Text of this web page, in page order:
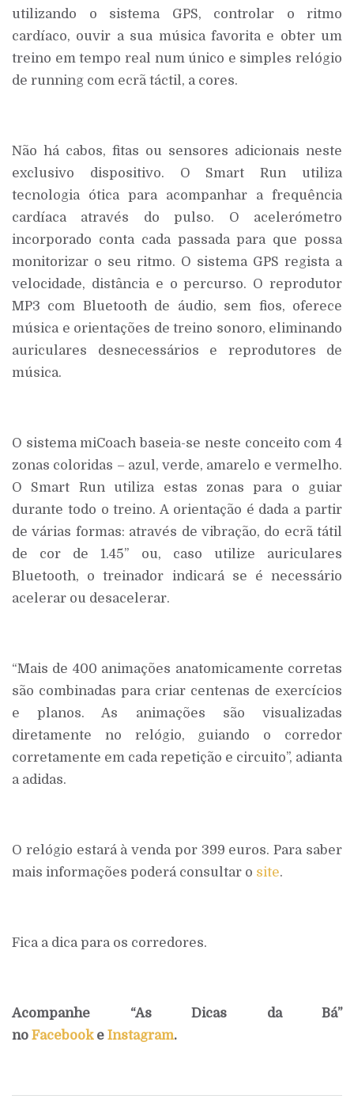
utilizando o sistema GPS, controlar o ritmo
cardíaco, ouvir a sua música favorita e obter um
treino em tempo real num único e simples relógio
de running com ecrã táctil, a cores.
Não há cabos, fitas ou sensores adicionais neste
exclusivo dispositivo. O Smart Run utiliza
tecnologia ótica para acompanhar a frequência
cardíaca através do pulso. O acelerómetro
incorporado conta cada passada para que possa
monitorizar o seu ritmo. O sistema GPS regista a
velocidade, distância e o percurso. O reprodutor
MP3 com Bluetooth de áudio, sem fios, oferece
música e orientações de treino sonoro, eliminando
auriculares desnecessários e reprodutores de
música.
O sistema miCoach baseia-se neste conceito com 4
zonas coloridas – azul, verde, amarelo e vermelho.
O Smart Run utiliza estas zonas para o guiar
durante todo o treino. A orientação é dada a partir
de várias formas: através de vibração, do ecrã tátil
de cor de 1.45” ou, caso utilize auriculares
Bluetooth, o treinador indicará se é necessário
acelerar ou desacelerar.
“Mais de 400 animações anatomicamente corretas
são combinadas para criar centenas de exercícios
e planos. As animações são visualizadas
diretamente no relógio, guiando o corredor
corretamente em cada repetição e circuito”, adianta
a adidas.
O relógio estará à venda por 399 euros. Para saber
mais informações poderá consultar o site.
Fica a dica para os corredores.
Acompanhe “As Dicas da Bá”
no Facebooke Instagram.